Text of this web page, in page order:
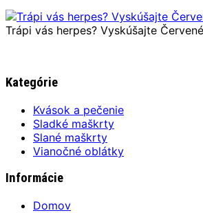
Trápi vás herpes? Vyskúšajte
Kategórie
Kvások a pečenie
Sladké maškrty
Slané maškrty
Vianočné oblátky
Informácie
Domov